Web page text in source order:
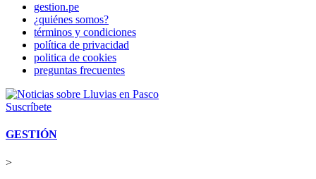
gestion.pe
¿quiénes somos?
términos y condiciones
política de privacidad
politica de cookies
preguntas frecuentes
Suscríbete
GESTIÓN
>